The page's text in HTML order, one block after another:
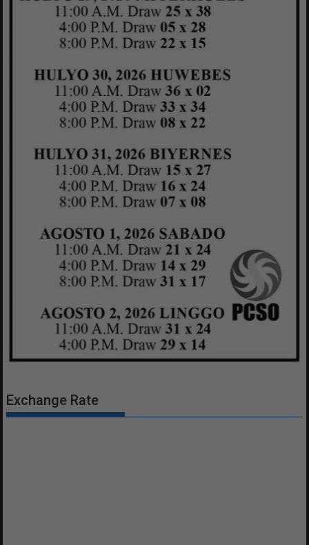
Exchange Rate